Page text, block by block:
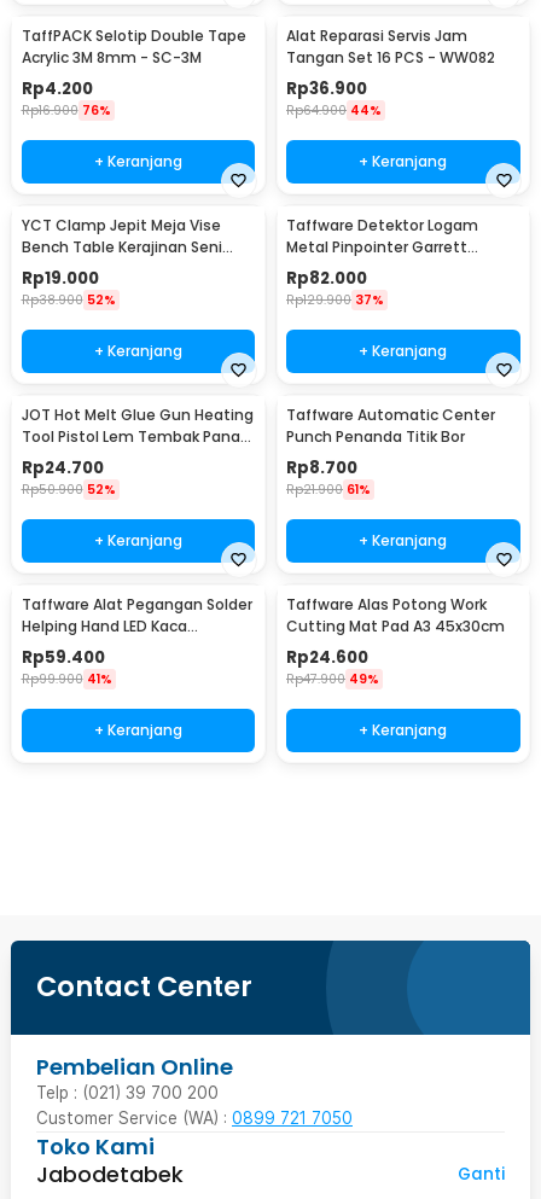
TaffPACK Selotip Double Tape
Acrylic 3M 8mm - SC-3M
Rp4.200
Rp16.900 76%
+ Keranjang
Alat Reparasi Servis Jam
Tangan Set 16 PCS - WW082
Rp36.900
Rp64.900 44%
+ Keranjang
YCT Clamp Jepit Meja Vise
Bench Table Kerajinan Seni
Perhiasan 25mm - QST
Rp19.000
Rp38.900 52%
+ Keranjang
Taffware Detektor Logam
Metal Pinpointer Garrett
Waterproof - 1166000
Rp82.000
Rp129.900 37%
+ Keranjang
JOT Hot Melt Glue Gun Heating
Tool Pistol Lem Tembak Panas
20W - QT-302
Rp24.700
Rp50.900 52%
+ Keranjang
Taffware Automatic Center
Punch Penanda Titik Bor
Rp8.700
Rp21.900 61%
+ Keranjang
Taffware Alat Pegangan Solder
Helping Hand LED Kaca
Pembesar 3.5X - TE-801
Rp59.400
Rp99.900 41%
+ Keranjang
Taffware Alas Potong Work
Cutting Mat Pad A3 45x30cm
Rp24.600
Rp47.900 49%
+ Keranjang
Contact Center
Pembelian Online
Telp : (021) 39 700 200
Customer Service (WA) : 0899 721 7050
Toko Kami
Jabodetabek
Ganti